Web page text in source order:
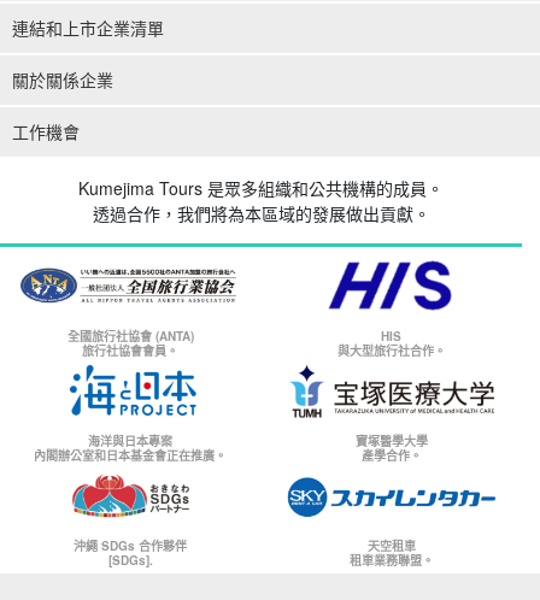
連結和上市企業清單
關於關係企業
工作機會
Kumejima Tours 是眾多組織和公共機構的成員。
透過合作，我們將為本區域的發展做出貢獻。
全國旅行社協會 (ANTA)
旅行社協會會員。
HIS
與大型旅行社合作。
海洋與日本專案
內閣辦公室和日本基金會正在推廣。
寶塚醫學大學
產學合作。
沖繩 SDGs 合作夥伴
[SDGs].
天空租車
租車業務聯盟。